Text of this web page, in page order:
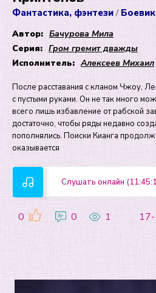
Фантастика, фэнтези / Боевик
Автор: Бачурова Мила
Серия: Гром гремит дважды
Исполнитель: Алексеев Михаил
После расставания с кланом Чжоу,
с пустыми руками. Он не так много
всего лишь избавление от рабской
достаточно, чтобы ряды недавно
пополнялись. Поиски Кианга
оказывается
Слушать онлайн
0 0 1